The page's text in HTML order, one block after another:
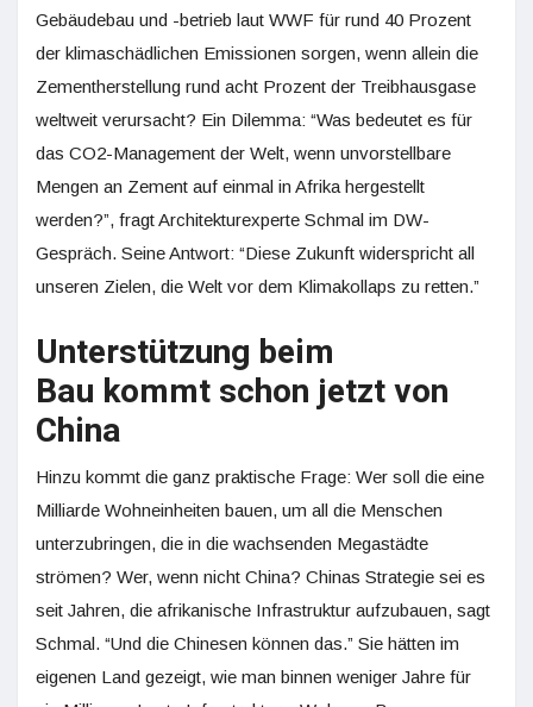
Gebäudebau und -betrieb laut WWF für rund 40 Prozent
der klimaschädlichen Emissionen sorgen, wenn allein die
Zementherstellung rund acht Prozent der Treibhausgase
weltweit verursacht? Ein Dilemma: “Was bedeutet es für
das CO2-Management der Welt, wenn unvorstellbare
Mengen an Zement auf einmal in Afrika hergestellt
werden?”, fragt Architekturexperte Schmal im DW-
Gespräch. Seine Antwort: “Diese Zukunft widerspricht all
unseren Zielen, die Welt vor dem Klimakollaps zu retten.”
Unterstützung beim
Bau kommt schon jetzt von
China
Hinzu kommt die ganz praktische Frage: Wer soll die eine
Milliarde Wohneinheiten bauen, um all die Menschen
unterzubringen, die in die wachsenden Megastädte
strömen? Wer, wenn nicht China? Chinas Strategie sei es
seit Jahren, die afrikanische Infrastruktur aufzubauen, sagt
Schmal. “Und die Chinesen können das.” Sie hätten im
eigenen Land gezeigt, wie man binnen weniger Jahre für